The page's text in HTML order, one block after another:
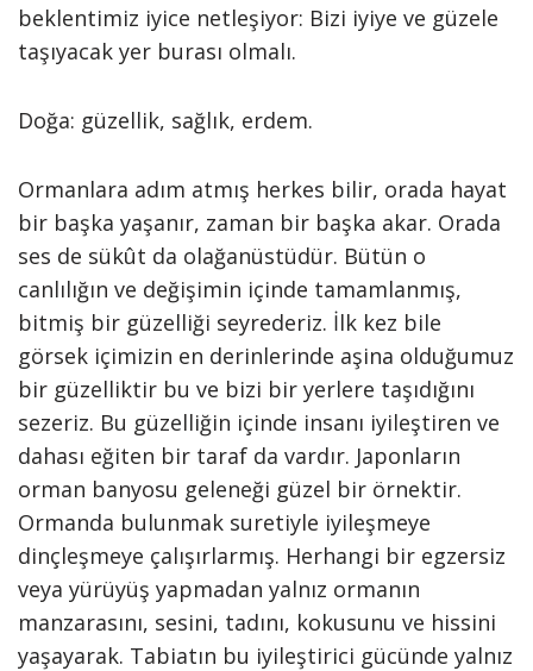
beklentimiz iyice netleşiyor: Bizi iyiye ve güzele
taşıyacak yer burası olmalı.
Doğa: güzellik, sağlık, erdem.
Ormanlara adım atmış herkes bilir, orada hayat
bir başka yaşanır, zaman bir başka akar. Orada
ses de sükût da olağanüstüdür. Bütün o
canlılığın ve değişimin içinde tamamlanmış,
bitmiş bir güzelliği seyrederiz. İlk kez bile
görsek içimizin en derinlerinde aşina olduğumuz
bir güzelliktir bu ve bizi bir yerlere taşıdığını
sezeriz. Bu güzelliğin içinde insanı iyileştiren ve
dahası eğiten bir taraf da vardır. Japonların
orman banyosu geleneği güzel bir örnektir.
Ormanda bulunmak suretiyle iyileşmeye
dinçleşmeye çalışırlarmış. Herhangi bir egzersiz
veya yürüyüş yapmadan yalnız ormanın
manzarasını, sesini, tadını, kokusunu ve hissini
yaşayarak. Tabiatın bu iyileştirici gücünde yalnız